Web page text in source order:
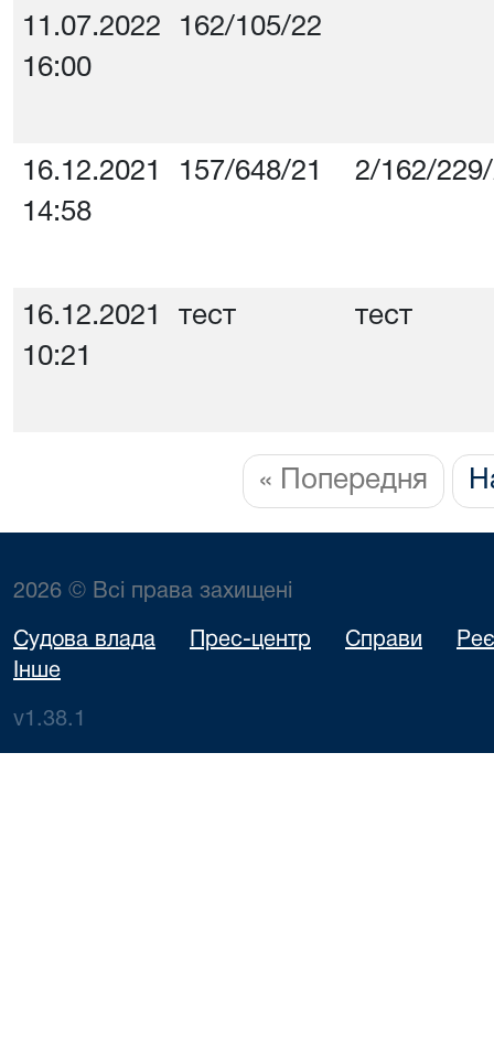
11.07.2022
16:00
162/105/22
16.12.2021
14:58
157/648/21 2/162/
16.12.2021
10:21
тест тест
« Попередня
2026 © Всі права захищені
Судова влада Прес-центр Справи
Інше
v1.38.1